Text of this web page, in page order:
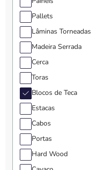
Pallets
Lâminas Torneadas
Madeira Serrada
Cerca
Toras
Blocos de Teca
Estacas
Cabos
Portas
Hard Wood